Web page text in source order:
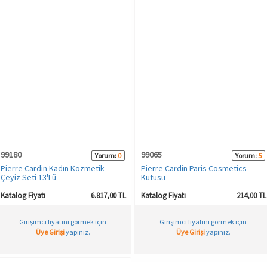
99180 Yorum: 0
Pierre Cardin Kadın Kozmetik
Çeyiz Seti 13'Lü
Katalog Fiyatı 6.817,00 TL
Girişimci fiyatını görmek için
Üye Girişiyapınız.
99065 Yorum:5
Pierre Cardin Paris Cosmetics
Kutusu
Katalog Fiyatı 214,00 TL
Girişimci fiyatını görmek için
Üye Girişiyapınız.